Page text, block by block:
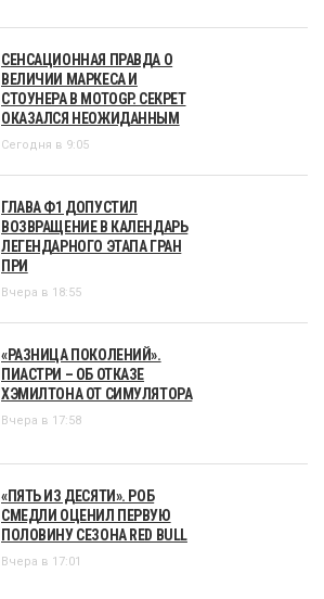
СЕНСАЦИОННАЯ ПРАВДА О
ВЕЛИЧИИ МАРКЕСА И
СТОУНЕРА В MOTOGP. СЕКРЕТ
ОКАЗАЛСЯ НЕОЖИДАННЫМ
Сегодня в 9:05
ГЛАВА Ф1 ДОПУСТИЛ
ВОЗВРАЩЕНИЕ В КАЛЕНДАРЬ
ЛЕГЕНДАРНОГО ЭТАПА ГРАН
ПРИ
Вчера в 18:55
«РАЗНИЦА ПОКОЛЕНИЙ».
ПИАСТРИ – ОБ ОТКАЗЕ
ХЭМИЛТОНА ОТ СИМУЛЯТОРА
Вчера в 17:58
«ПЯТЬ ИЗ ДЕСЯТИ». РОБ
СМЕДЛИ ОЦЕНИЛ ПЕРВУЮ
ПОЛОВИНУ СЕЗОНА RED BULL
Вчера в 17:01